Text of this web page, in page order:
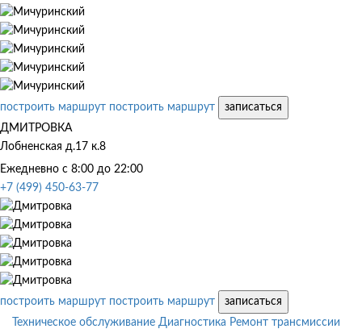
построить маршрут построить маршрут
записаться
ДМИТРОВКА
Лобненская д.17 к.8
Ежедневно с 8:00 до 22:00
+7 (499) 450-63-77
построить маршрут построить маршрут
записаться
Техническое обслуживание Диагностика Ремонт трансмиссии